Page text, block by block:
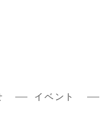
イベント